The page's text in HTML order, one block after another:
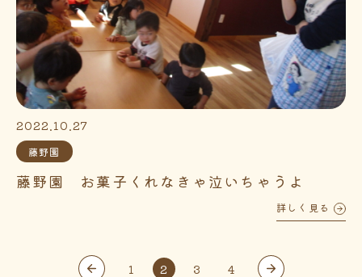
2022.10.27
藤野園
藤野園 お菓子くれなきゃ泣いちゃうよ
詳しく見る
1 2 3 4